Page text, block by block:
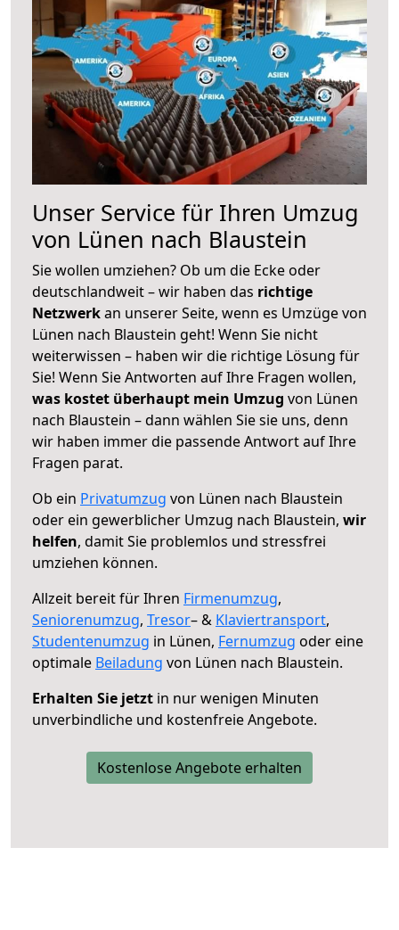
Unser Service für Ihren Umzug
von Lünen nach Blaustein
Sie wollen umziehen? Ob um die Ecke oder
deutschlandweit – wir haben das richtige
Netzwerkan unserer Seite, wenn es Umzüge von
Lünen nach Blaustein geht! Wenn Sie nicht
weiterwissen – haben wir die richtige Lösung für
Sie! Wenn Sie Antworten auf Ihre Fragen wollen,
was kostet überhaupt mein Umzug von Lünen
nach Blaustein – dann wählen Sie sie uns, denn
wir haben immer die passende Antwort auf Ihre
Fragen parat.
Ob ein Privatumzug von Lünen nach Blaustein
oder ein gewerblicher Umzug nach Blaustein, wir
helfen, damit Sie problemlos und stressfrei
umziehen können.
Allzeit bereit für Ihren Firmenumzug,
Seniorenumzug, Tresor– & Klaviertransport,
Studentenumzug in Lünen, Fernumzug oder eine
optimale Beiladung von Lünen nach Blaustein.
Erhalten Sie jetzt in nur wenigen Minuten
unverbindliche und kostenfreie Angebote.
Kostenlose Angebote erhalten